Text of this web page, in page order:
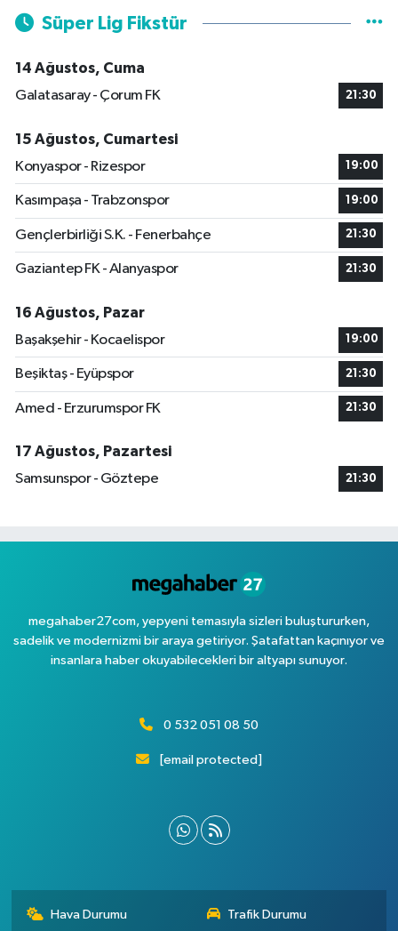
Süper Lig Fikstür
14 Ağustos, Cuma
Galatasaray - Çorum FK
21:30
15 Ağustos, Cumartesi
Konyaspor - Rizespor
19:00
Kasımpaşa - Trabzonspor 19:00
Gençlerbirliği S.K. - Fenerbahçe 21:30
Gaziantep FK - Alanyaspor 21:30
16 Ağustos, Pazar
Başakşehir - Kocaelispor
19:00
Beşiktaş - Eyüpspor 21:30
Amed - Erzurumspor FK 21:30
17 Ağustos, Pazartesi
Samsunspor - Göztepe
21:30
megahaber27com, yepyeni temasıyla sizleri buluştururken,
sadelik ve modernizmi bir araya getiriyor. Şatafattan kaçınıyor ve
insanlara haber okuyabilecekleri bir altyapı sunuyor.
0 532 051 08 50
[email protected]
Hava Durumu Trafik Durumu